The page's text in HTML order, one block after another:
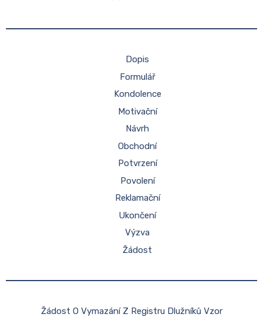
Dopis
Formulář
Kondolence
Motivační
Návrh
Obchodní
Potvrzení
Povolení
Reklamační
Ukončení
Výzva
Žádost
Žádost O Vymazání Z Registru Dlužníků Vzor